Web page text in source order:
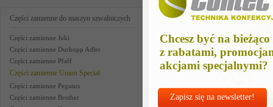
Chcesz być na bieżąco
z rabatami,
akcjami specjalnymi?
Zapisz się na newsletter!
Części zamienne do maszyn szwalniczych
Części zamienne Juki
Części zamienne Durkopp Adler
Części zamienne Pfaff
Części zamienne Union Special
Części zamienne Pegasus
Części zamienne Brother
knee switch assm us